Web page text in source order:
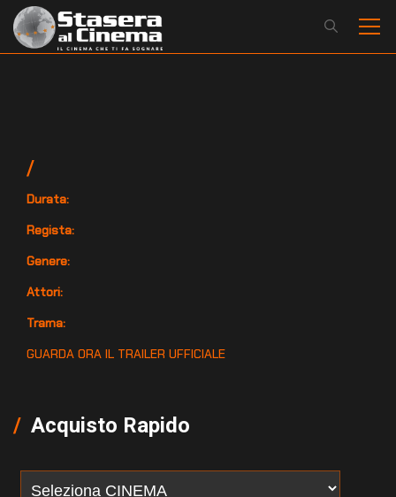
/
Durata:
Regista:
Genere:
Attori:
Trama:
GUARDA ORA IL TRAILER UFFICIALE
Acquisto Rapido